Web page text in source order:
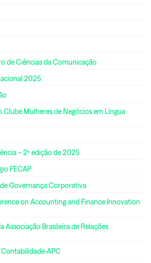
de Ciências da Comunicação
2025
Clube Mulheres de Negócios em Língua
– 2ª edição de 2025
FECAP
Governança Corporativa
on Accounting and Finance Innovation
Associação Brasileira de Relações
APC